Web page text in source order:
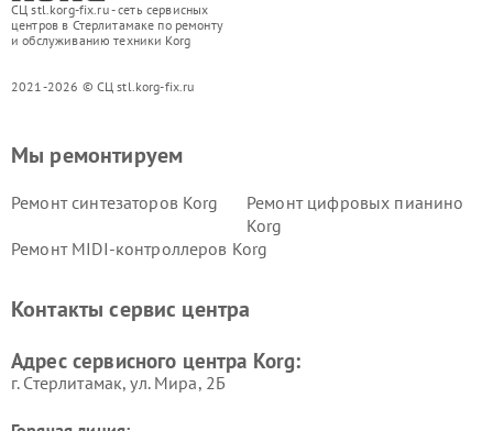
СЦ stl.korg-fix.ru - сеть сервисных
центров в Стерлитамаке по ремонту
и обслуживанию техники Korg
2021-2026 © СЦ stl.korg-fix.ru
Мы ремонтируем
Ремонт синтезаторов Korg
Ремонт цифровых пианино
Korg
Ремонт MIDI-контроллеров Korg
Контакты сервис центра
Адрес сервисного центра Korg:
г. Стерлитамак, ул. Мира, 2Б